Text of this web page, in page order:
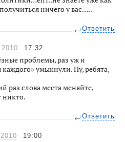
ничего у вас…..
Ответить
17:32
проблемы, раз уж и
каждого» умыкнули. Ну, ребята,
раз слова места меняйте,
никто.
Ответить
19:00